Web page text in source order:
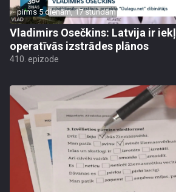
pirms 5 dienām, 17 stundām
Vladimirs Osečkins: Latvija ir
operatīvās izstrādes plānos
410. epizode